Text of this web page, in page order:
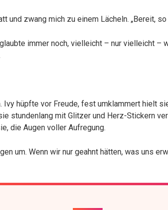
und zwang mich zu einem Lächeln. „Bereit, so
immer noch, vielleicht – nur vielleicht –
Ivy hüpfte vor Freude, fest umklammert hielt
stundenlang mit Glitzer und Herz-Stickern
die Augen voller Aufregung.
um. Wenn wir nur geahnt hätten, was uns